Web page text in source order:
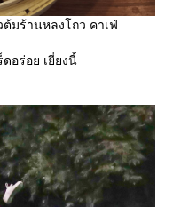
มร้านหลงโถว คาเฟ่
อร่อย เยี่ยงนี้